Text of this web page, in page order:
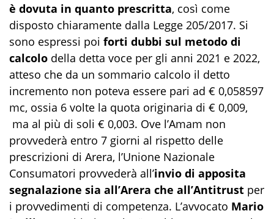
è dovuta in quanto prescritta, così come
disposto chiaramente dalla Legge 205/2017. Si
sono espressi poi forti dubbi sul metodo di
calcolo della detta voce per gli anni 2021 e 2022,
atteso che da un sommario calcolo il detto
incremento non poteva essere pari ad € 0,058597
mc, ossia 6 volte la quota originaria di € 0,009,
ma al più di soli € 0,003. Ove l’Amam non
provvederà entro 7 giorni al rispetto delle
prescrizioni di Arera, l’Unione Nazionale
Consumatori provvederà all’invio di apposita
segnalazione sia all’Arera che all’Antitrust per
i provvedimenti di competenza. L’avvocato Mario